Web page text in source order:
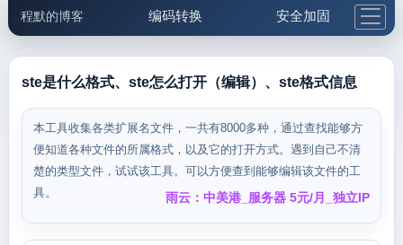
程默的博客 编码转换 安全加固
邮件工具 生活便民 更多工具
5.1支付宝大红包
ste是什么格式、ste怎么打开（编辑）、ste格式信息
本工具收集各类扩展名文件，一共有8000多种，通过查找能够方
便知道各种文件的所属格式，以及它的打开方式。遇到自己不清
楚的类型文件，试试该工具。可以方便查到能够编辑该文件的工
具。
雨云：中美港_服务器 5元/月_独立IP